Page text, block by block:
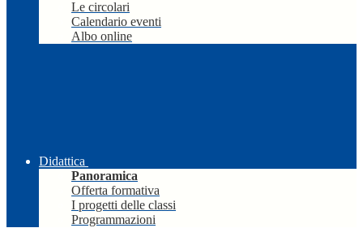
Le circolari
Calendario eventi
Albo online
Didattica
Panoramica
Offerta formativa
I progetti delle classi
Programmazioni